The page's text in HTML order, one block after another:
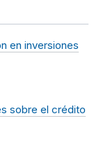
en inversiones
sobre el crédito